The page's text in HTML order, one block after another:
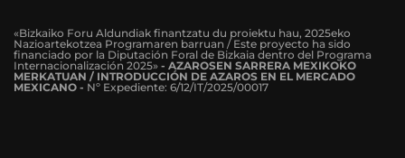
«Bizkaiko Foru Aldundiak finantzatu du proiektu hau, 2025eko
Nazioartekotzea Programaren barruan / Este proyecto ha sido
financiado por la Diputación Foral de Bizkaia dentro del Programa
Internacionalización 2025» - AZAROSEN SARRERA MEXIKOKO
MERKATUAN / INTRODUCCIÓN DE AZAROS EN EL MERCADO
MEXICANO - Nº Expediente: 6/12/IT/2025/00017